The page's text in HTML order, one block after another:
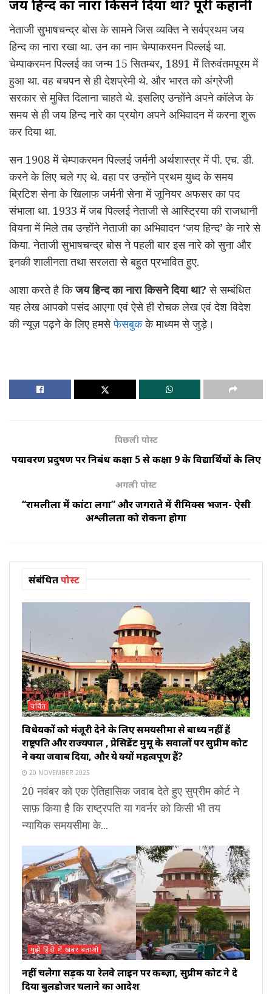
जय हिन्द का नारा किसने दिया था? पूरी कहानी
नेताजी सुभाषचन्द्र बोस के सामने जिस व्यक्ति ने सर्वप्रथम जय
हिन्द का नारा रखा था. उन का नाम चेम्पाकरमन पिल्लई था.
चेम्पाकरमन पिल्लई का जन्म 15 सितम्बर, 1891 में तिरुवंतमपूरम में
हुआ था. वह बचपन से ही देशप्रेमी थे. और भारत को अंग्रेजी
सरकार से मुक्ति दिलाना चाहते थे. इसलिए उन्होंने अपने कॉलेज के
समय से ही जय हिन्द नारे का प्रयोग अपने अभिवादन में करना शुरू
कर दिया था.
सन 1908 में चेम्पाकरमन पिल्लई जर्मनी अर्थशास्त्र में पी. एच. डी.
करने के लिए चले गए थे. वहा पर उन्होंने प्रथम युध्द के समय
ब्रिटिश सेना के खिलाफ जर्मनी सेना में जूनियर अफसर का पद
संभाला था. 1933 में जब पिल्लई नेताजी से आस्ट्रिया की राजधानी
वियना में मिले तब उन्होंने नेताजी का अभिवादन ‘जय हिन्द’ के नारे से
किया. नेताजी सुभाषचन्द्र बोस ने पहली बार इस नारे को सुना और
इनकी शालीनता तथा सरलता से बहुत प्रभावित हुए.
आशा करते है किजय हिन्द का नारा किसने दिया था? से सम्बंधित
यह लेख आपको पसंद आएगा एवं ऐसे ही रोचक लेख एवं देश विदेश
की न्यूज़ पढ़ने के लिए हमसेफेसबुकके माध्यम से जुड़े।
पिछली पोस्ट
पर्यावरण प्रदुषण पर निबंध कक्षा 5 से कक्षा 9 के विद्यार्थियों के लिए
अगली पोस्ट
“रामलीला में कांटा लगा” और जगराते में रीमिक्स भजन- ऐसी
अश्लीलता को रोकना होगा
संबंधितपोस्ट
चर्चित
विधेयकों को मंजूरी देने के लिए समयसीमा से बाध्य नहीं हैं
राष्ट्रपति और राज्यपाल , प्रेसिडेंट मुर्मू के सवालों पर सुप्रीम कोर्ट
ने क्या जवाब दिया, और ये क्यों महत्वपूर्ण हैं?
20 NOVEMBER 2025
20 नवंबर को एक ऐतिहासिक जवाब देते हुए सुप्रीम कोर्ट ने
साफ़ किया है कि राष्ट्रपति या गवर्नर को किसी भी तय
न्यायिक समयसीमा के...
मुझे हिंदी में खबर बताओ
नहीं चलेगा सड़क या रेलवे लाइन पर कब्ज़ा, सुप्रीम कोर्ट ने दे
दिया बुलडोजर चलाने का आदेश